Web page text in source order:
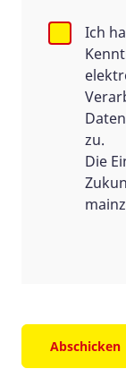
Ich
zu.
Die
Abschicken